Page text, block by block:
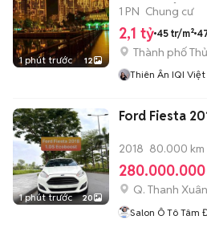
1 phút trước 12
CON NHỎ
1 PN Chung cư
2,1 tỷ 45 tr/m²
Thành phố
Thiên Ân IQI
1 phút trước 20
Ford Fiesta
2018 80.000 km
Q. Thanh Xuân
Salon Ô Tô Tâm